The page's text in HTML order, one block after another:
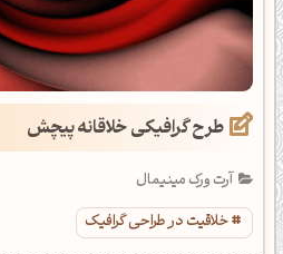
طرح گرافیکی خلاقانه پیچش
آرت ورک مینیمال
خلاقیت در طراحی گرافیک